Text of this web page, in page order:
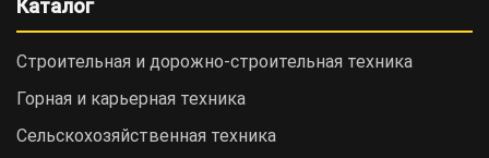
Каталог
Строительная и дорожно-cтроительная техника
Горная и карьерная техника
Сельскохозяйственная техника